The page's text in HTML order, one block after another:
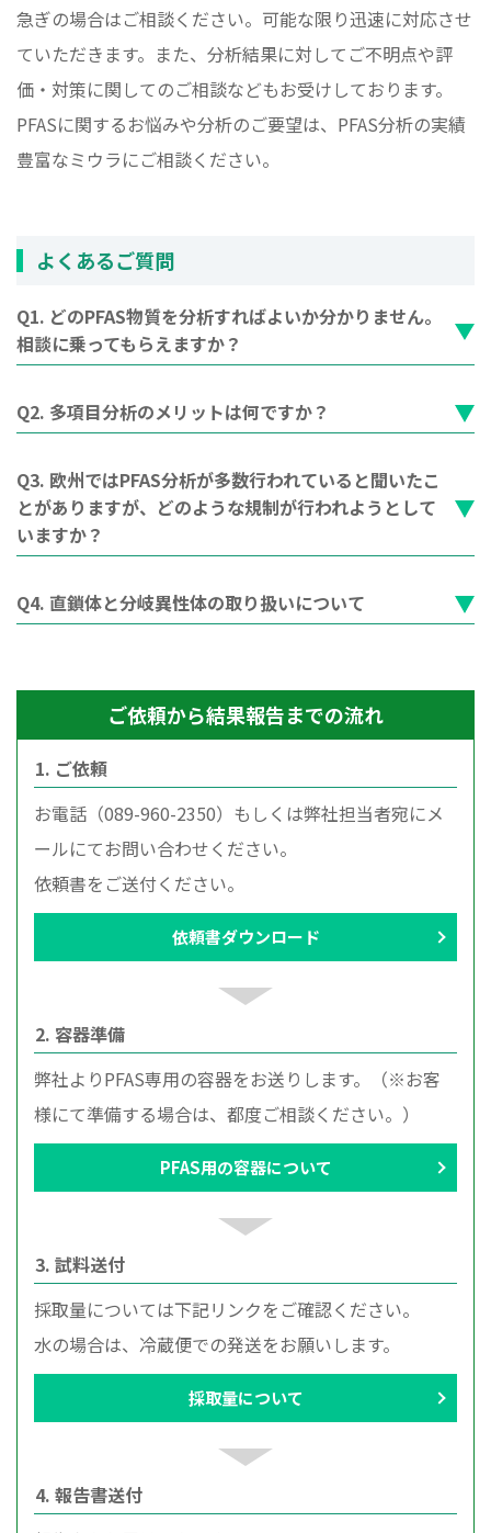
急ぎの場合はご相談ください。可能な限り迅速に対応させ
ていただきます。また、分析結果に対してご不明点や評
価・対策に関してのご相談などもお受けしております。
PFASに関するお悩みや分析のご要望は、PFAS分析の実績
豊富なミウラにご相談ください。
よくあるご質問
Q1. どのPFAS物質を分析すればよいか分かりません。
相談に乗ってもらえますか？
Q2. 多項目分析のメリットは何ですか？
Q3. 欧州ではPFAS分析が多数行われていると聞いたこ
とがありますが、どのような規制が行われようとして
いますか？
Q4. 直鎖体と分岐異性体の取り扱いについて
ご依頼から結果報告までの流れ
1. ご依頼
お電話（089-960-2350）もしくは弊社担当者宛にメ
ールにてお問い合わせください。
依頼書をご送付ください。
依頼書ダウンロード
2. 容器準備
弊社よりPFAS専用の容器をお送りします。（※お客
様にて準備する場合は、都度ご相談ください。）
PFAS用の容器について
3. 試料送付
採取量については下記リンクをご確認ください。
水の場合は、冷蔵便での発送をお願いします。
採取量について
4. 報告書送付